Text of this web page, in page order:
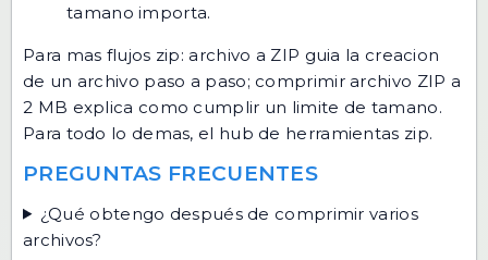
tamano importa.
Para mas flujos zip: archivo a ZIP guia la creacion
de un archivo paso a paso; comprimir archivo ZIP a
2 MB explica como cumplir un limite de tamano.
Para todo lo demas, el hub de herramientas zip.
PREGUNTAS FRECUENTES
¿Qué obtengo después de comprimir varios
archivos?